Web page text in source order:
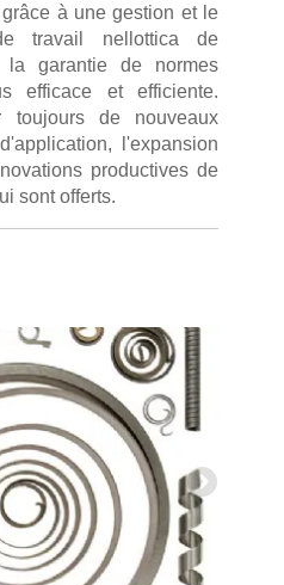
à une gestion et le
travail nellottica de
garantie de normes
efficace et efficiente.
toujours de nouveaux
l'expansion
productives de
sont offerts.